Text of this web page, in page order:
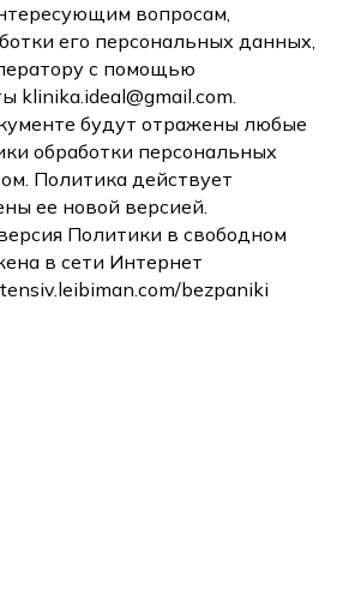
вопросам,
его персональных данных,
с помощью
klinika.ideal@gmail.com.
будут отражены любые
обработки персональных
Политика действует
ее новой версией.
Политики в свободном
в сети Интернет
bezpaniki